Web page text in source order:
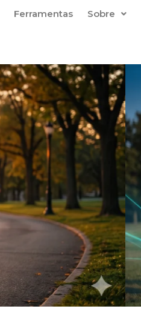
Ferramentas Sobre